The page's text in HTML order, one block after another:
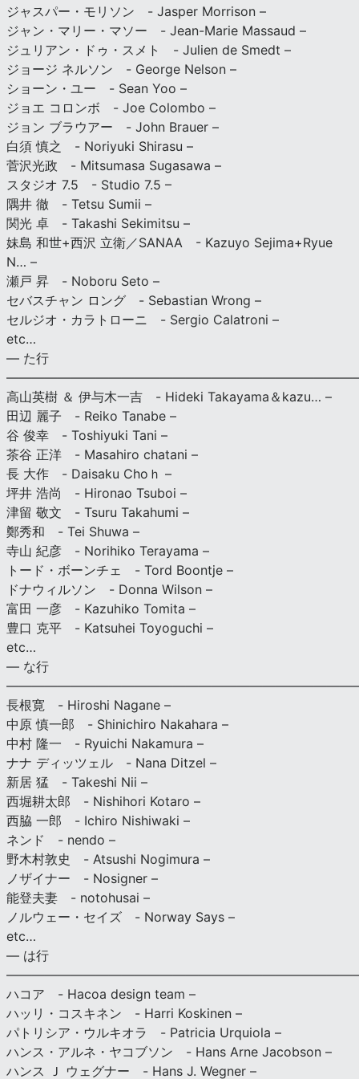
ジャスパー・モリソン - Jasper Morrison –
ジャン・マリー・マソー - Jean-Marie Massaud –
ジュリアン・ドゥ・スメト - Julien de Smedt –
ジョージ ネルソン - George Nelson –
ショーン・ユー - Sean Yoo –
ジョエ コロンボ - Joe Colombo –
ジョン ブラウアー - John Brauer –
白須 慎之 - Noriyuki Shirasu –
菅沢光政 - Mitsumasa Sugasawa –
スタジオ 7.5 - Studio 7.5 –
隅井 徹 - Tetsu Sumii –
関光 卓 - Takashi Sekimitsu –
妹島 和世+西沢 立衛／SANAA - Kazuyo Sejima+Ryue
N… –
瀬戸 昇 - Noboru Seto –
セバスチャン ロング - Sebastian Wrong –
セルジオ・カラトローニ - Sergio Calatroni –
etc…
— た行
高山英樹 ＆ 伊与木一吉 - Hideki Takayama＆kazu… –
田辺 麗子 - Reiko Tanabe –
谷 俊幸 - Toshiyuki Tani –
茶谷 正洋 - Masahiro chatani –
長 大作 - Daisaku Choｈ –
坪井 浩尚 - Hironao Tsuboi –
津留 敬文 - Tsuru Takahumi –
鄭秀和 - Tei Shuwa –
寺山 紀彦 - Norihiko Terayama –
トード・ボーンチェ - Tord Boontje –
ドナウィルソン - Donna Wilson –
富田 一彦 - Kazuhiko Tomita –
豊口 克平 - Katsuhei Toyoguchi –
etc…
— な行
長根寛 - Hiroshi Nagane –
中原 慎一郎 - Shinichiro Nakahara –
中村 隆一 - Ryuichi Nakamura –
ナナ ディッツェル - Nana Ditzel –
新居 猛 - Takeshi Nii –
西堀耕太郎 - Nishihori Kotaro –
西脇 一郎 - Ichiro Nishiwaki –
ネンド - nendo –
野木村敦史 - Atsushi Nogimura –
ノザイナー - Nosigner –
能登夫妻 - notohusai –
ノルウェー・セイズ - Norway Says –
etc…
— は行
ハコア - Hacoa design team –
ハッリ・コスキネン - Harri Koskinen –
パトリシア・ウルキオラ - Patricia Urquiola –
ハンス・アルネ・ヤコブソン - Hans Arne Jacobson –
ハンス Ｊ ウェグナー - Hans J. Wegner –